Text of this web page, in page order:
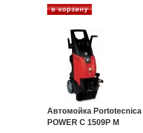
Автомойка Portotecnica
POWER C 1509P M